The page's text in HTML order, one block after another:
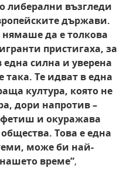
либерални възгледи
държави.
да е толкова
пристигаха, за
силна и уверена
така. Те идват в една
култура, която не
дори напротив –
и окуражава
Това еедна
може би най-
време”,